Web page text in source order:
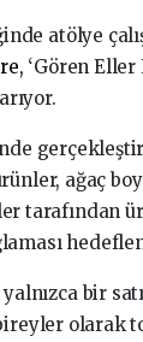
atölye
‘Gören Eller
ağaç
tarafından
bir
olarak